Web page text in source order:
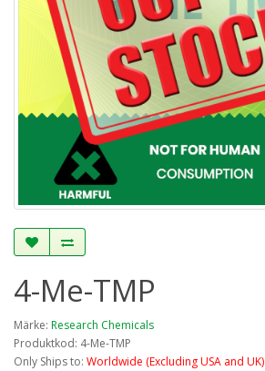
4-Me-TMP
Märke: Research Chemicals
Produktkod: 4-Me-TMP
Only Ships to: Worldwide (Excluding USA and UK)